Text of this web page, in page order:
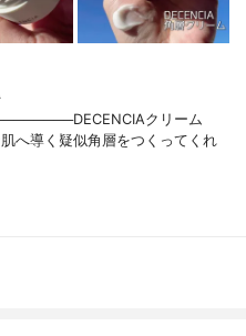
クリーム
導く疑似角層をつくってくれ